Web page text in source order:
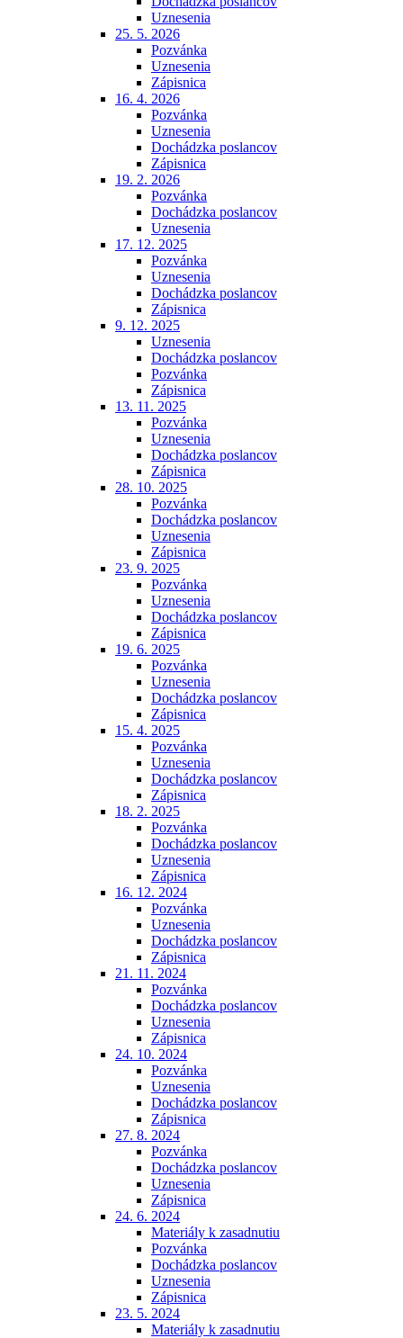
Uznesenia
25. 5. 2026
Pozvánka
Uznesenia
Zápisnica
16. 4. 2026
Pozvánka
Uznesenia
Dochádzka poslancov
Zápisnica
19. 2. 2026
Pozvánka
Dochádzka poslancov
Uznesenia
17. 12. 2025
Pozvánka
Uznesenia
Dochádzka poslancov
Zápisnica
9. 12. 2025
Uznesenia
Dochádzka poslancov
Pozvánka
Zápisnica
13. 11. 2025
Pozvánka
Uznesenia
Dochádzka poslancov
Zápisnica
28. 10. 2025
Pozvánka
Dochádzka poslancov
Uznesenia
Zápisnica
23. 9. 2025
Pozvánka
Uznesenia
Dochádzka poslancov
Zápisnica
19. 6. 2025
Pozvánka
Uznesenia
Dochádzka poslancov
Zápisnica
15. 4. 2025
Pozvánka
Uznesenia
Dochádzka poslancov
Zápisnica
18. 2. 2025
Pozvánka
Dochádzka poslancov
Uznesenia
Zápisnica
16. 12. 2024
Pozvánka
Uznesenia
Dochádzka poslancov
Zápisnica
21. 11. 2024
Pozvánka
Dochádzka poslancov
Uznesenia
Zápisnica
24. 10. 2024
Pozvánka
Uznesenia
Dochádzka poslancov
Zápisnica
27. 8. 2024
Pozvánka
Dochádzka poslancov
Uznesenia
Zápisnica
24. 6. 2024
Materiály k zasadnutiu
Pozvánka
Dochádzka poslancov
Uznesenia
Zápisnica
23. 5. 2024
Materiály k zasadnutiu